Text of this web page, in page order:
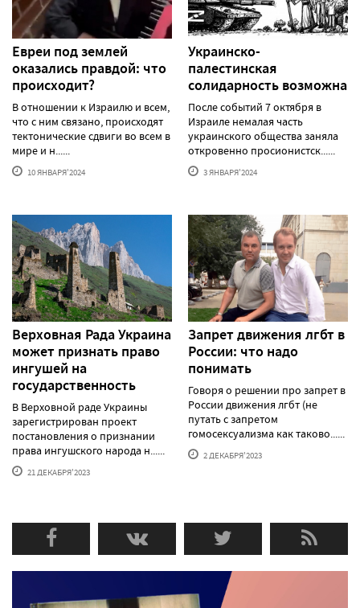
Евреи под землей
оказались правдой: что
происходит?
В отношении к Израилю и всем,
что с ним связано, происходят
тектонические сдвиги во всем в
мире и н......
10 ЯНВАРЯ'2024
Украинско-
палестинская
солидарность возможна
После событий 7 октября в
Израиле немалая часть
украинского общества заняла
откровенно просионистск......
3 ЯНВАРЯ'2024
Верховная Рада Украина
может признать право
ингушей на
государственность
В Верховной раде Украины
зарегистрирован проект
постановления о признании
права ингушского народа н......
21 ДЕКАБРЯ'2023
Запрет движения лгбт в
России: что надо
понимать
Говоря о решении про запрет в
России движения лгбт (не
путать с запретом
гомосексуализма как таково......
2 ДЕКАБРЯ'2023